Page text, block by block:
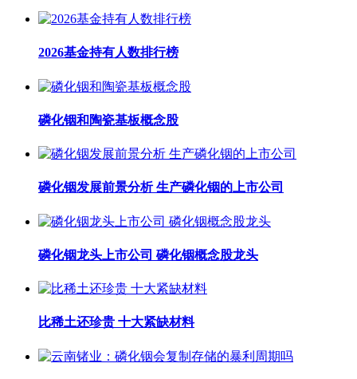
2026基金持有人数排行榜
磷化铟和陶瓷基板概念股
磷化铟发展前景分析 生产磷化铟的上市公司
磷化铟龙头上市公司 磷化铟概念股龙头
比稀土还珍贵 十大紧缺材料